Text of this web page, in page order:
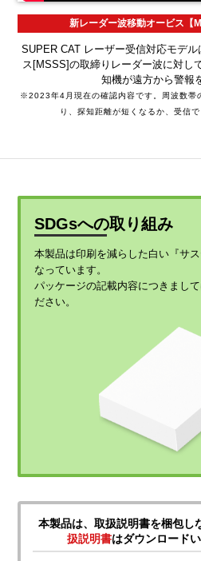
新レーダー波移動オービス【
SUPER CAT レーザー受信対応モデ
ス[MSSS]の取締りレーダー波に対し
知機が遠方から警報
※2023年4月現在の確認内容です。周波数帯
り、探知距離が短くなるか、受信
SDGsへの取り組み
本製品は印刷を減らした白い『サ
なっています。
パッケージの記載内容につきまし
ださい。
本製品は、取扱説明書を梱包し
扱説明書はダウンロード